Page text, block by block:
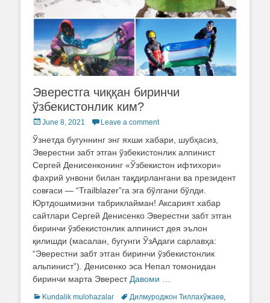
Эверестга чиққан биринчи
ўзбекистонлик ким?
Posted
June 8, 2021 Leave a comment
Ўзнетда бугуннинг энг яхши хабари, шубҳасиз,
Эверестни забт этган ўзбекистонлик алпинист
Сергей Денисенконинг «Ўзбекистон ифтихори»
фахрий унвони билан тақдирлангани ва президент
совғаси — “Trailblazer”га эга бўлгани бўлди.
Юртдошимизни табриклайман! Аксарият хабар
сайтлари Сергей Денисенко Эверестни забт этган
биринчи ўзбекистонлик алпинист дея эълон
қилишди (масалан, бугунги ЎзАдаги сарлавҳа:
“Эверестни забт этган биринчи ўзбекистонлик
альпинист”). Денисенко эса Непал томонидан
биринчи марта Эверест Давоми …
Categories
Kundalik mulohazalar TagsДилмуроджон Тиллахўжаев